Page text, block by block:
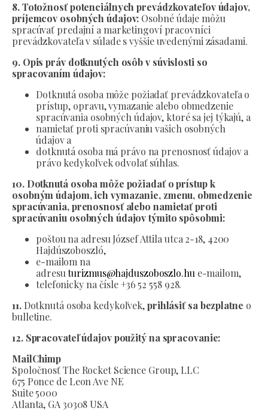
8. Totožnosť potenciálnych prevádzkovateľov údajov,
príjemcov osobných údajov: Osobné údaje môžu
spracúvať predajní a marketingoví pracovníci
prevádzkovateľa v súlade s vyššie uvedenými zásadami.
9. Opis práv dotknutých osôb v súvislosti so
spracovaním údajov:
Dotknutá osoba môže požiadať prevádzkovateľa o
prístup, opravu, vymazanie alebo obmedzenie
spracúvania osobných údajov, ktoré sa jej týkajú, a
namietať proti spracúvaniu vašich osobných
údajov a
dotknutá osoba má právo na prenosnosť údajov a
právo kedykoľvek odvolať súhlas.
10. Dotknutá osoba môže požiadať o prístup k
osobným údajom, ich vymazanie, zmenu, obmedzenie
spracúvania, prenosnosť alebo namietať proti
spracúvaniu osobných údajov týmito spôsobmi:
poštou na adresu József Attila utca 2-18, 4200
Hajdúszoboszló,
e-mailom na
adresuturizmus@hajduszoboszlo.hu e-mailom,
telefonicky na čísle +36 52 558 928.
11.Dotknutá osoba kedykoľvek,prihlásiť sa bezplatne o
bulletine.
12. Spracovateľ údajov použitý na spracovanie:
MailChimp
Spoločnosť The Rocket Science Group, LLC
675 Ponce de Leon Ave NE
Suite 5000
Atlanta, GA 30308 USA